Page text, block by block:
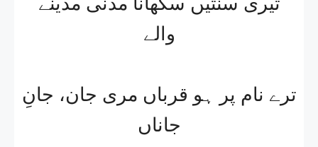
والے
ترے نام پر ہو قرباں مری جان، جانِ
جاناں